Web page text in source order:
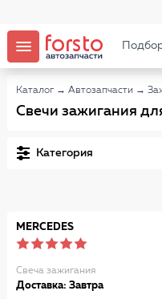
Каталог → Автозапчасти →
Свечи зажигания
Категория
MERCEDES
Свеча зажигания
Доставка: Завтра